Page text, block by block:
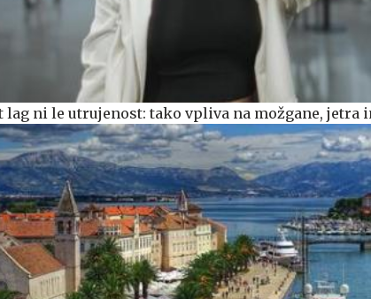
lag ni le utrujenost: tako vpliva na možgane, jetra